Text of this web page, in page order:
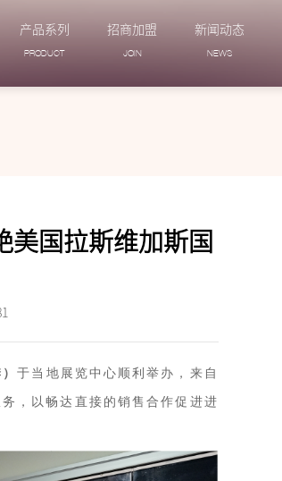
产品系列
PRODUCT
招商加盟
JOIN
新闻动态
NEWS
美国拉斯维加斯国
）于当地展览中心顺利举办，来自
，以畅达直接的销售合作促进进